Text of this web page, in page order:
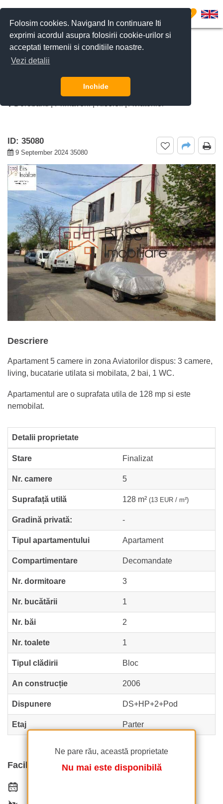
Folosim cookies. Navigand In continuare Iti
exprimi acordul asupra folosirii cookie-urilor si
acceptati termenii si conditiile noastre.
Vezi detalii
Inchide
0
Charles de Gaulle, Bucuresti
ID: 35080
9 September 2024 35080
Ne pare rău, această proprietate
Nu mai este disponibilă
Descriere
Apartament 5 camere in zona Aviatorilor dispus: 3 camere,
living, bucatarie utilata si mobilata, 2 bai, 1 WC.
Apartamentul are o suprafata utila de 128 mp si este
nemobilat.
Detalii proprietate
Stare Finalizat
Nr. camere 5
Suprafață utilă 128 m² (13 EUR / m²)
Gradină privată: -
Tipul apartamentului Apartament
Compartimentare Decomandate
Nr. dormitoare 3
Nr. bucătării 1
Nr. băi 2
Nr. toalete 1
Tipul clădirii Bloc
An construcție 2006
Dispunere DS+HP+2+Pod
Etaj Parter
Facilități
CERE DETALII SUNĂ-NE